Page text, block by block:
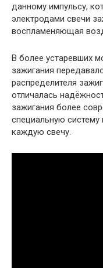
данному импульсу,
электродами свечи
воспламеняющая
В более устаревших
зажигания
распределителя
отличалась
зажигания более
специальную
каждую свечу.